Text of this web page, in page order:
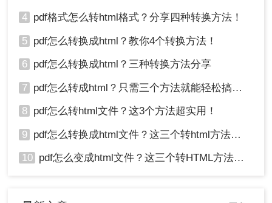
4 pdf格式怎么转html格式？分享四种转换方法！
5 pdf怎么转换成html？教你4个转换方法！
6 pdf怎么转换成html？三种转换方法分享
7 pdf怎么转成html？只需三个方法就能轻松搞定！
8 pdf怎么转html文件？这3个方法超实用！
9 pdf怎么转换成html文件？这三个转html方法分享给你！
10 pdf怎么变成html文件？这三个转HTML方法分享给你！